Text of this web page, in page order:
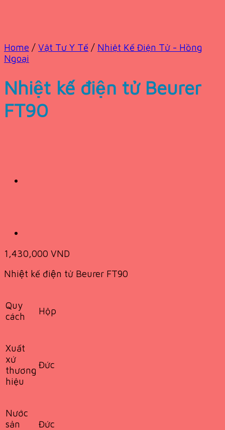
Home / Vật Tư Y Tế / Nhiệt Kế Điện Tử - Hồng
Ngoại
Nhiệt kế điện tử Beurer
FT90
1,430,000 VND
Nhiệt kế điện tử Beurer FT90
Quy
cách
Hộp
Xuất
xứ
thương
hiệu
Đức
Nước
sản
Đức